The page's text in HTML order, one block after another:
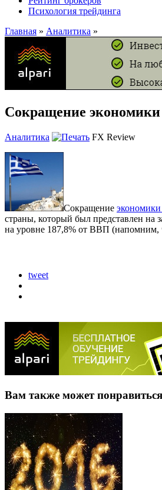
Психология трейдинга
Главная » Аналитика »
Сокращение
Аналитика FX Review
Сокращение
страны, который был представлен на
на уровне 187,8% от ВВП (напомним,
tweet
Вам также может